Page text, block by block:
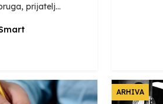
prijatelj...
ARHIVA